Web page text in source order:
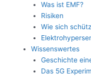
Was ist EMF?
Risiken
Wie sich
Wissenswertes
Geschichte
Das 5G